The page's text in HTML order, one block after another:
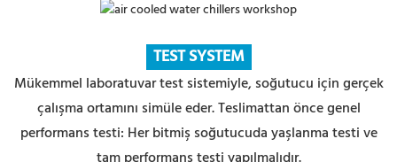
TEST SYSTEM
Mükemmel laboratuvar test sistemiyle, soğutucu için gerçek
çalışma ortamını simüle eder. Teslimattan önce genel
performans testi: Her bitmiş soğutucuda yaşlanma testi ve